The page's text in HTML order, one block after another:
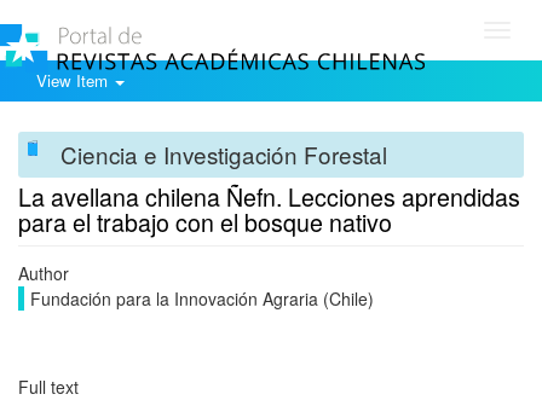
View Item
Ciencia e Investigación Forestal
La avellana chilena Ñefn. Lecciones aprendidas
para el trabajo con el bosque nativo
Author
Fundación para la Innovación Agraria (Chile)
Full text